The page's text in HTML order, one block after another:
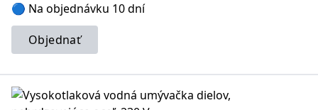
🔵 Na objednávku 10 dní
Objednať